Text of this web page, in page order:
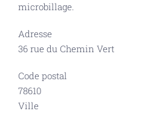
microbillage.
Adresse
36 rue du Chemin Vert
Code postal
78610
Ville